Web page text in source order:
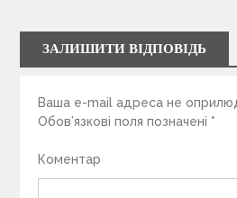
ЗАЛИШИТИ ВІДПОВІДЬ
Ваша e-mail адреса не
Обов’язкові поля позначені *
Коментар